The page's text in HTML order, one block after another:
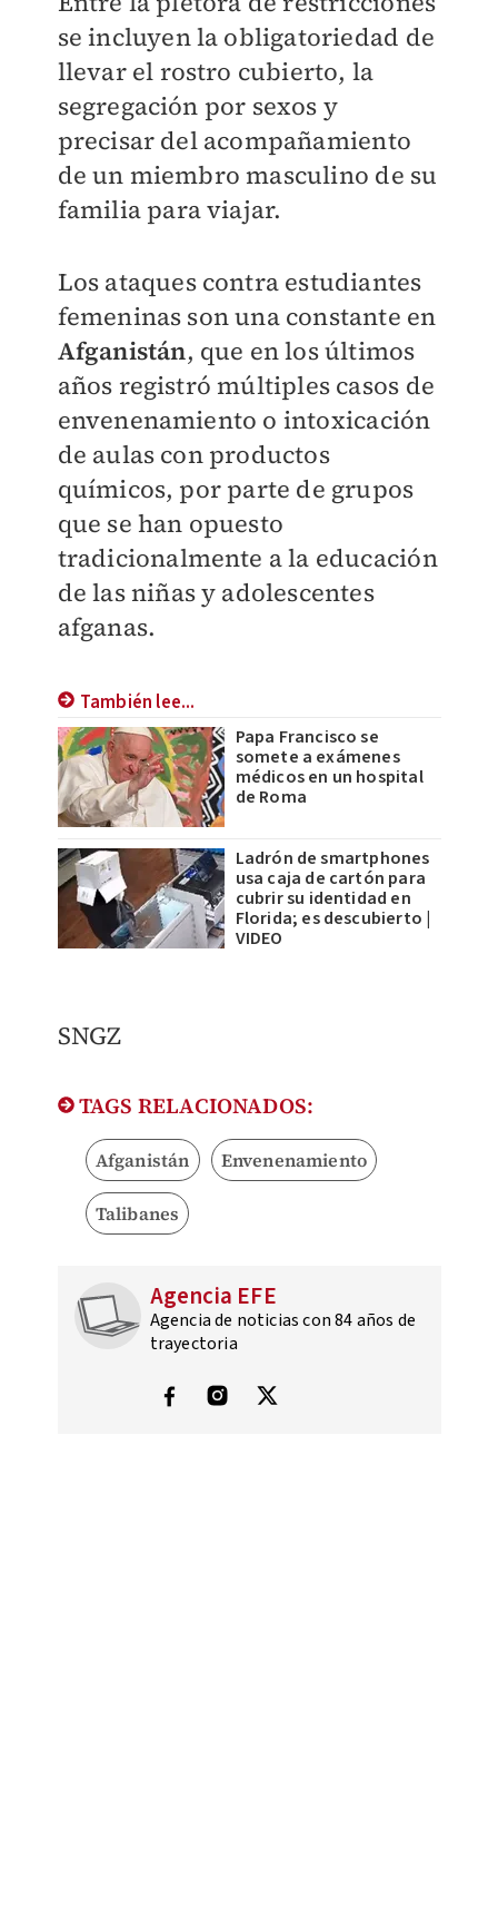
se incluyen la obligatoriedad de
llevar el rostro cubierto, la
segregación por sexos y
precisar del acompañamiento
de un miembro masculino de su
familia para viajar.
Los ataques contra estudiantes
femeninas son una constante en
Afganistán, que en los últimos
años registró múltiples casos de
envenenamiento o intoxicación
de aulas con productos
químicos, por parte de grupos
que se han opuesto
tradicionalmente a la educación
de las niñas y adolescentes
afganas.
También lee...
Papa Francisco se
somete a exámenes
médicos en un hospital
de Roma
Ladrón de smartphones
usa caja de cartón para
cubrir su identidad en
Florida; es descubierto |
VIDEO
SNGZ
TAGS RELACIONADOS:
Afganistán Envenenamiento
Talibanes
Agencia EFE
Agencia de noticias con 84 años de
trayectoria